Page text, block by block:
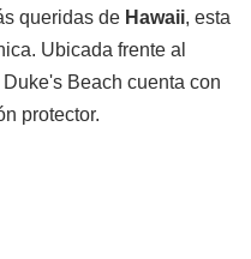
queridas de Hawaii, esta
Ubicada frente al
Beach cuenta con
protector.